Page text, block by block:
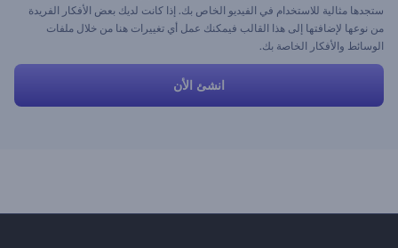
ستجدها مثالية للاستخدام في الفيديو الخاص بك. إذا كانت لديك بعض الأفكار الفريدة
من نوعها لإضافتها إلى هذا القالب فيمكنك عمل أي تغييرات هنا من خلال ملفات
الوسائط والأفكار الخاصة بك.
انشئ الأن